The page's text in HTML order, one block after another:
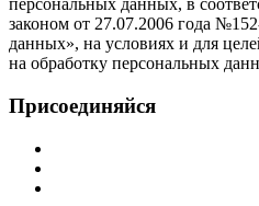
персональных данных, в
законом от 27.07.2006 года
данных», на условиях и для
на обработку персональных
Присоединяйся